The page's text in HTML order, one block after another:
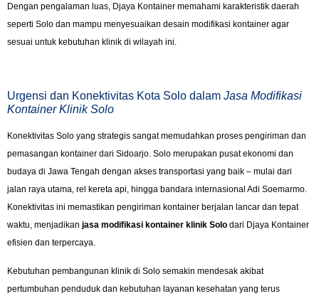
Dengan pengalaman luas, Djaya Kontainer memahami karakteristik daerah
seperti Solo dan mampu menyesuaikan desain modifikasi kontainer agar
sesuai untuk kebutuhan klinik di wilayah ini.
Urgensi dan Konektivitas Kota Solo dalam Jasa Modifikasi
Kontainer Klinik Solo
Konektivitas Solo yang strategis sangat memudahkan proses pengiriman dan
pemasangan kontainer dari Sidoarjo. Solo merupakan pusat ekonomi dan
budaya di Jawa Tengah dengan akses transportasi yang baik – mulai dari
jalan raya utama, rel kereta api, hingga bandara internasional Adi Soemarmo.
Konektivitas ini memastikan pengiriman kontainer berjalan lancar dan tepat
waktu, menjadikan jasa modifikasi kontainer klinik Solo dari Djaya Kontainer
efisien dan terpercaya.
Kebutuhan pembangunan klinik di Solo semakin mendesak akibat
pertumbuhan penduduk dan kebutuhan layanan kesehatan yang terus